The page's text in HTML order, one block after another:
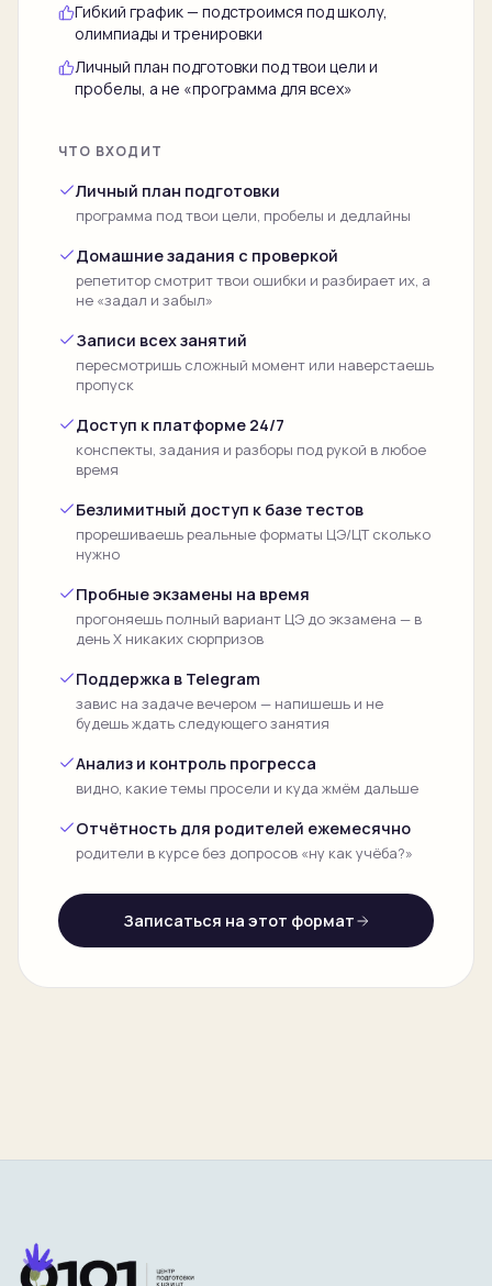
Гибкий график — подстроимся под школу,
олимпиады и тренировки
Личный план подготовки под твои цели и
пробелы, а не «программа для всех»
ЧТО ВХОДИТ
Личный план подготовки
программа под твои цели, пробелы и дедлайны
Домашние задания с проверкой
репетитор смотрит твои ошибки и разбирает их, а
не «задал и забыл»
Записи всех занятий
пересмотришь сложный момент или наверстаешь
пропуск
Доступ к платформе 24/7
конспекты, задания и разборы под рукой в любое
время
Безлимитный доступ к базе тестов
прорешиваешь реальные форматы ЦЭ/ЦТ сколько
нужно
Пробные экзамены на время
прогоняешь полный вариант ЦЭ до экзамена — в
день Х никаких сюрпризов
Поддержка в Telegram
завис на задаче вечером — напишешь и не
будешь ждать следующего занятия
Анализ и контроль прогресса
видно, какие темы просели и куда жмём дальше
Отчётность для родителей ежемесячно
родители в курсе без допросов «ну как учёба?»
Записаться на этот формат